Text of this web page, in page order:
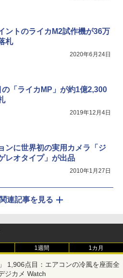
ントのライカM2試作機が36万
札
2020年6月24日
「ライカMP」が約1億2,300
2019年12月4日
ンに世界初の実用カメラ「ジ
レオタイプ」が出品
2010年1月27日
連記事を見る
1週間 1カ月
1,906点目：エアコンの冷風を座面全
ジカメ Watch